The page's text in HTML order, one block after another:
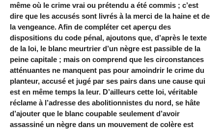
même où le crime vrai ou prétendu a été commis ; c’est
dire que les accusés sont livrés à la merci de la haine et de
la vengeance. Afin de compléter cet aperçu des
dispositions du code pénal, ajoutons que, d’après le texte
de la loi, le blanc meurtrier d’un nègre est passible de la
peine capitale ; mais on comprend que les circonstances
atténuantes ne manquent pas pour amoindrir le crime du
planteur, accusé et jugé par ses pairs dans une cause qui
est en même temps la leur. D’ailleurs cette loi, véritable
réclame à l’adresse des abolitionnistes du nord, se hâte
d’ajouter que le blanc coupable seulement d’avoir
assassiné un nègre dans un mouvement de colère est